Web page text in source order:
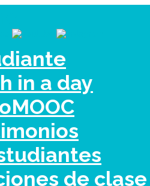
in a day
de clase